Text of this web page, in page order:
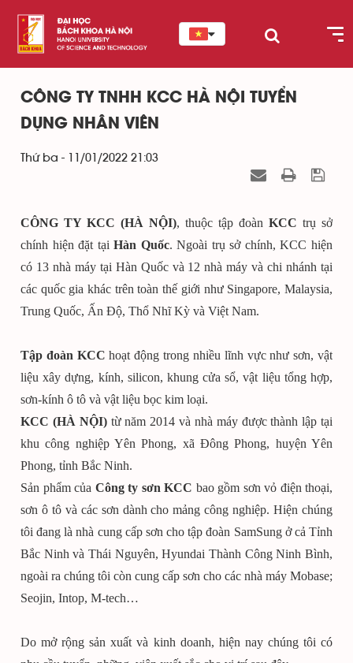
CÔNG TY TNHH KCC HÀ NỘI TUYỂN
DỤNG NHÂN VIÊN
Thứ ba - 11/01/2022 21:03
CÔNG TY KCC (HÀ NỘI), thuộc tập đoàn KCC trụ sở
chính hiện đặt tạiHàn Quốc. Ngoài trụ sở chính, KCC hiện
có 13 nhà máy tại Hàn Quốc và 12 nhà máy và chi nhánh tại
các quốc gia khác trên toàn thế giới như Singapore, Malaysia,
Trung Quốc, Ấn Độ, Thổ Nhĩ Kỳ và Việt Nam.
Tập đoàn KCChoạt động trong nhiều lĩnh vực như sơn, vật
liệu xây dựng, kính, silicon, khung cửa sổ, vật liệu tổng hợp,
sơn-kính ô tô và vật liệu bọc kim loại.
KCC (HÀ NỘI)từ năm 2014 và nhà máy được thành lập tại
khu công nghiệp Yên Phong, xã Đông Phong, huyện Yên
Phong, tỉnh Bắc Ninh.
Sản phẩm của Công ty sơn KCC bao gồm sơn vỏ điện thoại,
sơn ô tô và các sơn dành cho mảng công nghiệp. Hiện chúng
tôi đang là nhà cung cấp sơn cho tập đoàn SamSung ở cả Tỉnh
Bắc Ninh và Thái Nguyên, Hyundai Thành Công Ninh Bình,
ngoài ra chúng tôi còn cung cấp sơn cho các nhà máy Mobase;
Seojin, Intop, M-tech…
Do mở rộng sản xuất và kinh doanh, hiện nay chúng tôi có